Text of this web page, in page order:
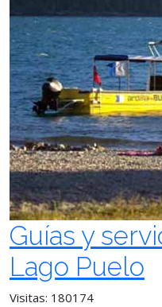
Guías y
Lago Puelo
Visitas: 180174